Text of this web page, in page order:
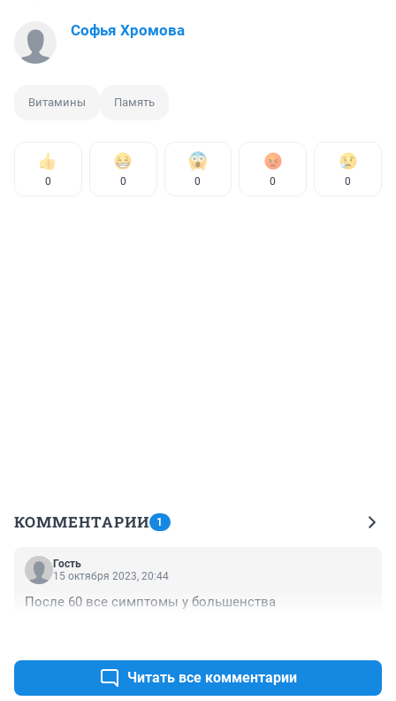
Софья Хромова
Витамины Память
0 0 0 0 0
КОММЕНТАРИИ 1
Гость
15 октября 2023, 20:44
После 60 все симптомы у большенства
Читать все комментарии